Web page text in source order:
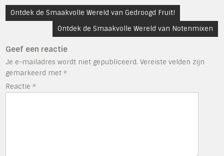
Bericht
navigatie
Ontdek de Smaakvolle Wereld van Gedroogd Fruit!
Ontdek de Smaakvolle Wereld van Notenmixen
Geef een reactie
Je e-mailadres wordt niet gepubliceerd. Vereiste velden zijn
gemarkeerd met*
Reactie*